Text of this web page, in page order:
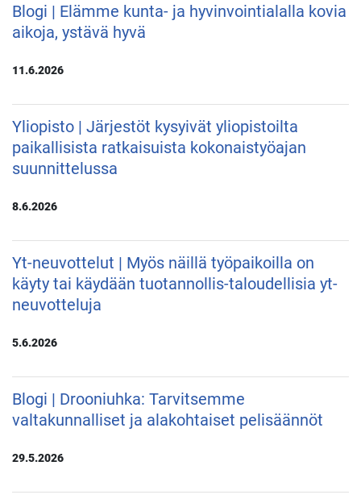
Blogi | Elämme kunta- ja hyvinvointialalla kovia
aikoja, ystävä hyvä
11.6.2026
Yliopisto | Järjestöt kysyivät yliopistoilta
paikallisista ratkaisuista kokonaistyöajan
suunnittelussa
8.6.2026
Yt-neuvottelut | Myös näillä työpaikoilla on
käyty tai käydään tuotannollis-taloudellisia yt-
neuvotteluja
5.6.2026
Blogi | Drooniuhka: Tarvitsemme
valtakunnalliset ja alakohtaiset pelisäännöt
29.5.2026